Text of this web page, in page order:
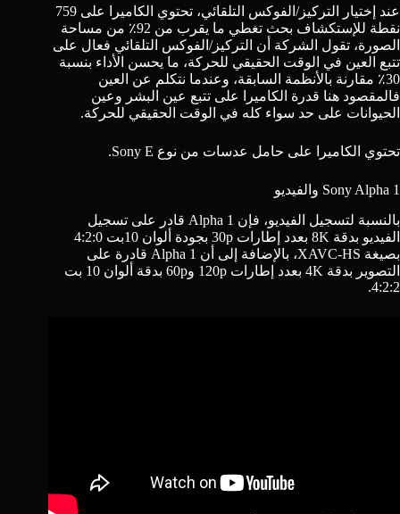
عند إختيار التركيز/الفوكس التلقائي، تحتوي الكاميرا على 759
نقطة للإستكشاف بحث تغطي ما يقرب من 92٪ من مساحة
الصورة، تقول الشركة أن التركيز/الفوكس التلقائي فعال على
تتبع العين في الوقت الحقيقي للحركة، ما يحسن الأداء بنسبة
30٪ مقارنة بالأنظمة السابقة، وعندما نتكلم عن العين
فالمقصود هنا قدرة الكاميرا على تتبع عين البشر وعين
الحيوانات على حد سواء كله في الوقت الحقيقي للحركة.
تحتوي الكاميرا على حامل عدسات من نوع Sony E.
Sony Alpha 1 والفيديو
بالنسبة لتسجيل الفيديو، فإن Alpha 1 قادر على تسجيل
الفيديو بدقة 8K بعدد إطارات 30p بجودة ألوان 10بت 4:2:0
بصيغة XAVC-HS، بالإضافة إلى أن Alpha 1 قادرة على
التصوير بدقة 4K بعدد إطارات 120p و60p بدقة ألوان 10 بت
4:2:2.